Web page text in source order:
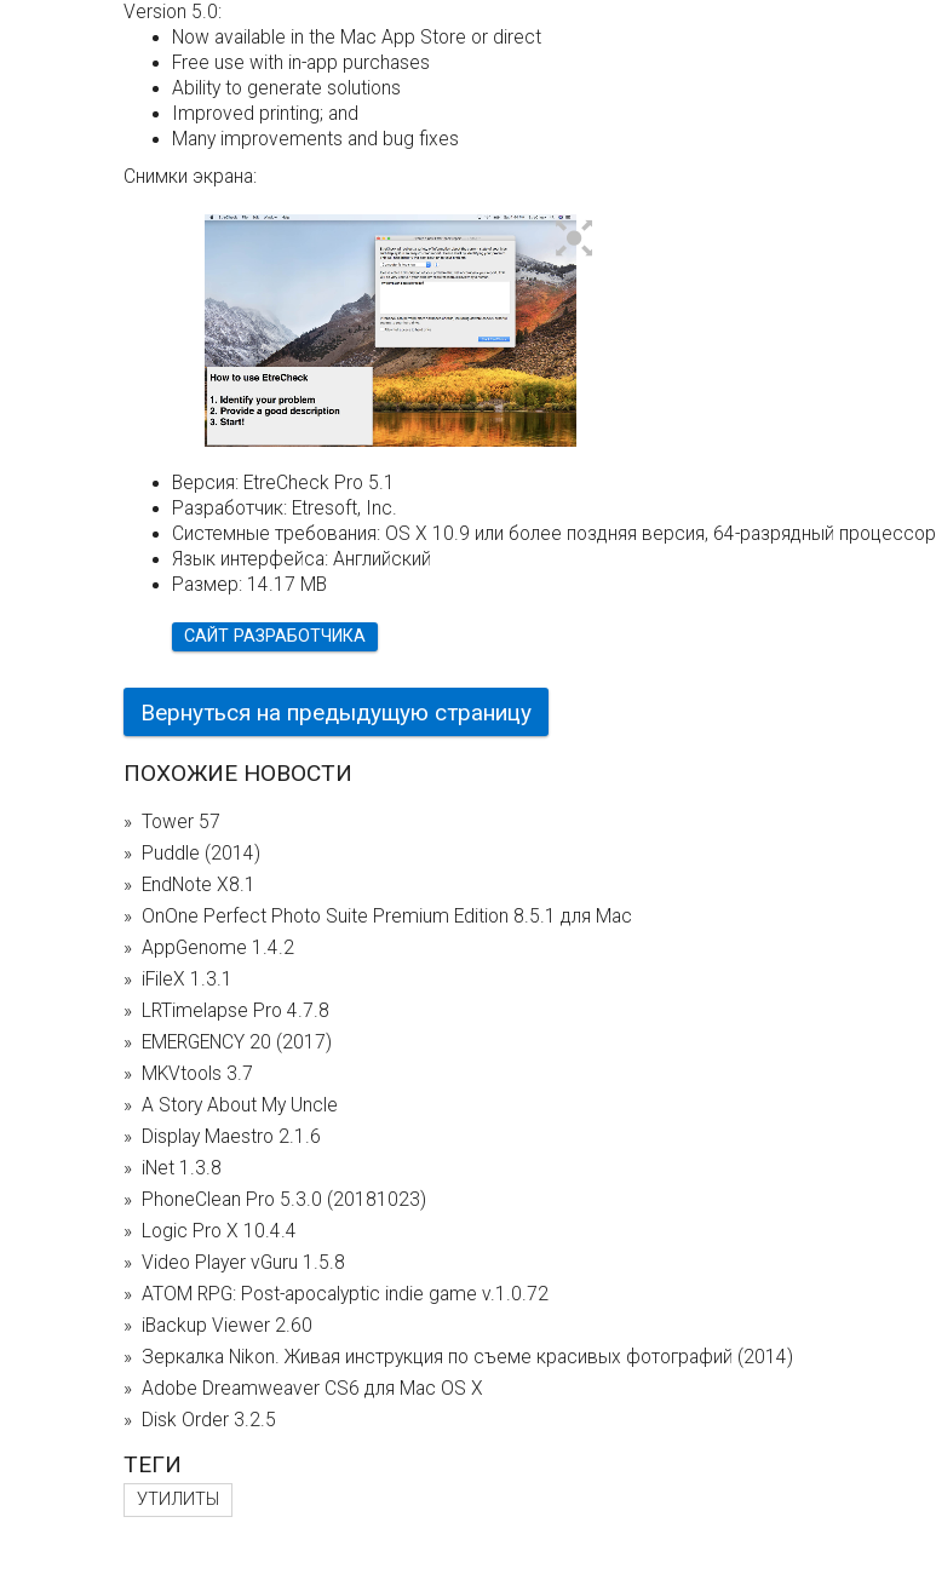
Version 5.0:
Now available in the Mac App Store or direct
Free use with in-app purchases
Ability to generate solutions
Improved printing; and
Many improvements and bug fixes
Снимки экрана:
Версия: EtreCheck Pro 5.1
Разработчик: Etresoft, Inc.
Системные требования: OS X 10.9 или более поздняя версия, 64-разрядный процессор
Язык интерфейса: Английский
Размер: 14.17 MB
САЙТ РАЗРАБОТЧИКА
Вернуться на предыдущую страницу
ПОХОЖИЕ НОВОСТИ
Tower 57
Puddle (2014)
EndNote X8.1
OnOne Perfect Photo Suite Premium Edition 8.5.1 для Mac
AppGenome 1.4.2
iFileX 1.3.1
LRTimelapse Pro 4.7.8
EMERGENCY 20 (2017)
MKVtools 3.7
A Story About My Uncle
Display Maestro 2.1.6
iNet 1.3.8
PhoneClean Pro 5.3.0 (20181023)
Logic Pro X 10.4.4
Video Player vGuru 1.5.8
ATOM RPG: Post-apocalyptic indie game v.1.0.72
iBackup Viewer 2.60
Зеркалка Nikon. Живая инструкция по съеме красивых фотографий (2014)
Adobe Dreamweaver CS6 для Mac OS X
Disk Order 3.2.5
ТЕГИ
УТИЛИТЫ